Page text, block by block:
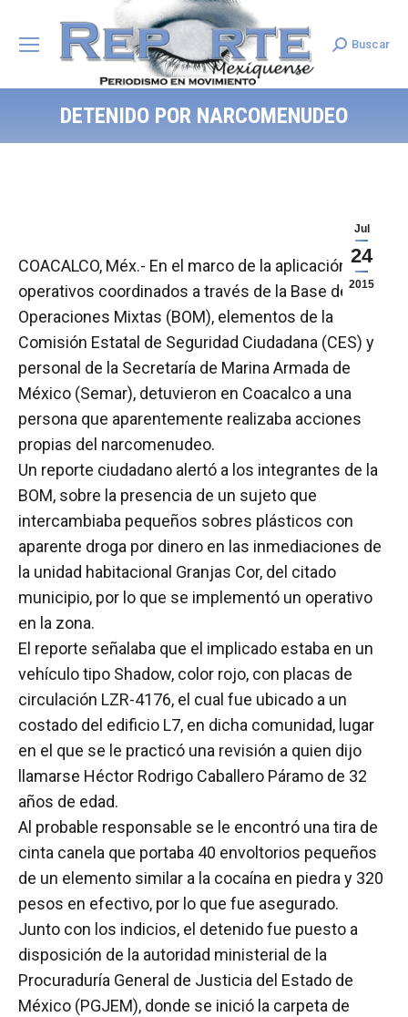
Search:
Buscar
DETENIDO POR NARCOMENUDEO
Jul
24
2015
COACALCO, Méx.- En el marco de la aplicación de
operativos coordinados a través de la Base de
Operaciones Mixtas (BOM), elementos de la
Comisión Estatal de Seguridad Ciudadana (CES) y
personal de la Secretaría de Marina Armada de
México (Semar), detuvieron en Coacalco a una
persona que aparentemente realizaba acciones
propias del narcomenudeo.
Un reporte ciudadano alertó a los integrantes de la
BOM, sobre la presencia de un sujeto que
intercambiaba pequeños sobres plásticos con
aparente droga por dinero en las inmediaciones de
la unidad habitacional Granjas Cor, del citado
municipio, por lo que se implementó un operativo
en la zona.
El reporte señalaba que el implicado estaba en un
vehículo tipo Shadow, color rojo, con placas de
circulación LZR-4176, el cual fue ubicado a un
costado del edificio L7, en dicha comunidad, lugar
en el que se le practicó una revisión a quien dijo
llamarse Héctor Rodrigo Caballero Páramo de 32
años de edad.
Al probable responsable se le encontró una tira de
cinta canela que portaba 40 envoltorios pequeños
de un elemento similar a la cocaína en piedra y 320
pesos en efectivo, por lo que fue asegurado.
Junto con los indicios, el detenido fue puesto a
disposición de la autoridad ministerial de la
Procuraduría General de Justicia del Estado de
México (PGJEM), donde se inició la carpeta de